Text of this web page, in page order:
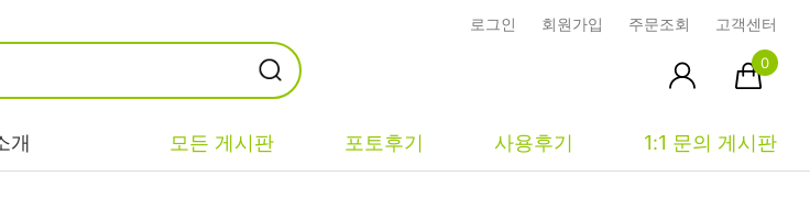
로그인 회원가입 주문조회 고객센터
0
개 모든 게시판 포토후기 사용후기 1:1 문의 게시판